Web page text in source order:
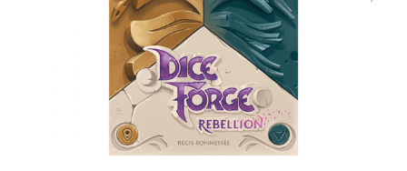
Categoriile Noastre
Premiate internațional
Colecția personală